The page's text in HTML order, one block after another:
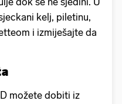
kelj, piletinu,
i izmiješajte da
možete dobiti iz